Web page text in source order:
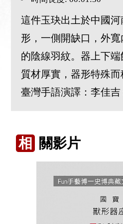
這件玉玦出土於中國
形，一側開缺口，外
的陰線羽紋。器上下
質材厚實，器形特殊而
臺灣手語演譯：李佳吉
相 關影片